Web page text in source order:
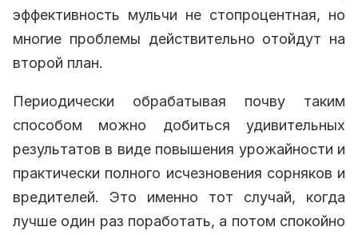
эффективность мульчи не стопроцентная, но
многие проблемы действительно отойдут на
второй план.
Периодически обрабатывая почву таким
способом можно добиться удивительных
результатов в виде повышения урожайности и
практически полного исчезновения сорняков и
вредителей. Это именно тот случай, когда
лучше один раз поработать, а потом спокойно